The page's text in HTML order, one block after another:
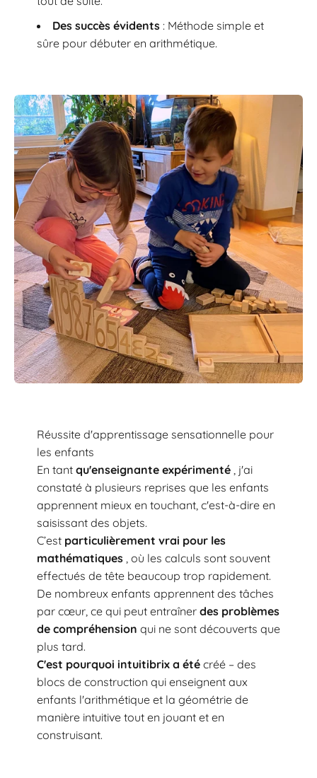
Des succès évidents : Méthode simple et
sûre pour débuter en arithmétique.
Réussite d'apprentissage sensationnelle pour
les enfants
En tant qu'enseignante expérimenté , j'ai
constaté à plusieurs reprises que les enfants
apprennent mieux en touchant, c'est-à-dire en
saisissant des objets.
C’est particulièrement vrai pour les
mathématiques , où les calculs sont souvent
effectués de tête beaucoup trop rapidement.
De nombreux enfants apprennent des tâches
par cœur, ce qui peut entraîner des problèmes
de compréhension qui ne sont découverts que
plus tard.
C'est pourquoi intuitibrix a été créé – des
blocs de construction qui enseignent aux
enfants l'arithmétique et la géométrie de
manière intuitive tout en jouant et en
construisant.